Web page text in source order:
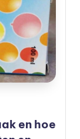
en hoe